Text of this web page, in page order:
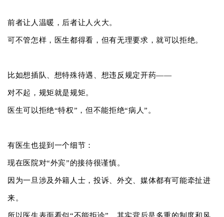
前者让人温暖，后者让人火大。
可不管怎样，医生都得看，但有无理要求，就可以拒绝。
比如想插队、想特殊待遇、想违反规定开药——
对不起，规矩就是规矩。
医生可以拒绝“特权”，但不能拒绝“病人”。
有医生也提到一个细节：
现在医院对“外宾”的接待很谨慎。
因为一旦涉及外籍人士，投诉、外交、媒体都有可能牵扯进
来。